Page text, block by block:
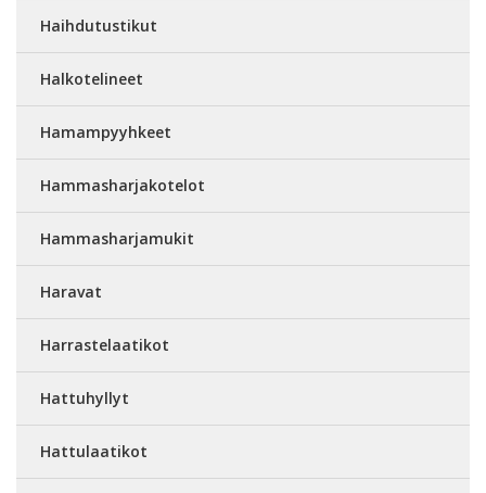
Haihdutustikut
Halkotelineet
Hamampyyhkeet
Hammasharjakotelot
Hammasharjamukit
Haravat
Harrastelaatikot
Hattuhyllyt
Hattulaatikot